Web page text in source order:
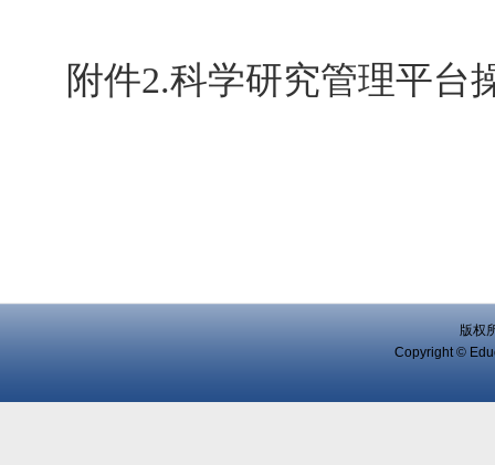
附件2.科学研究管理平台
版权
Copyright ©